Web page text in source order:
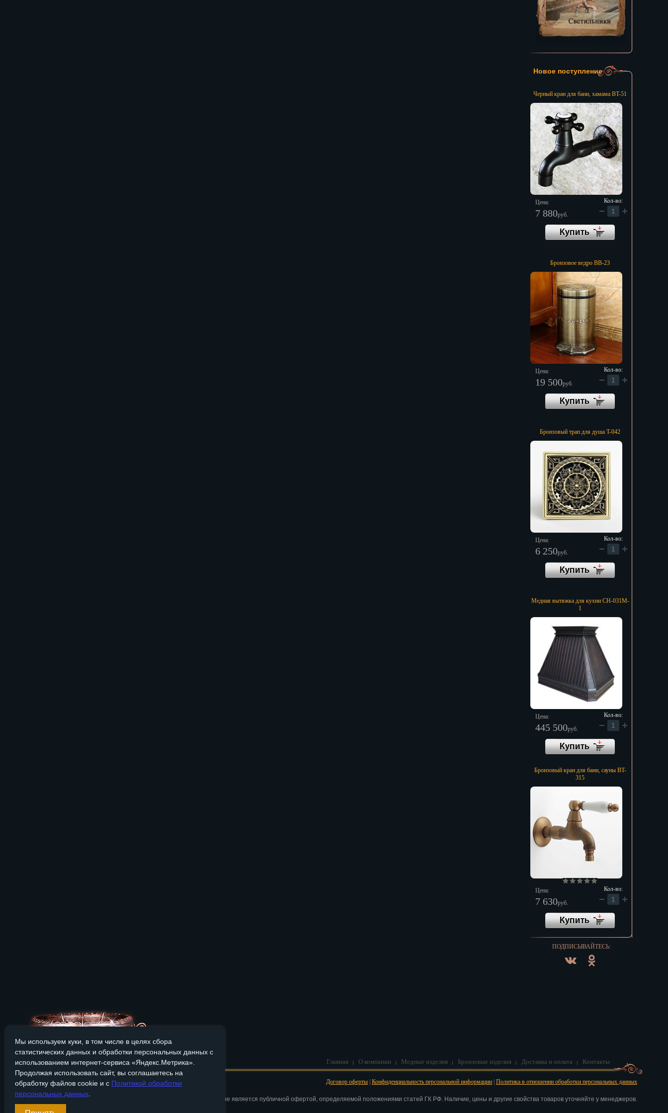
Новое поступление
Черный кран для бани, хамама BT-51
Цена:
7 880руб.
Кол-во:
Бронзовое ведро BB-23
Цена:
19 500руб.
Кол-во:
Бронзовый трап для душа T-042
Цена:
6 250руб.
Кол-во:
Медная вытяжка для кухни CH-031M-
1
Цена:
445 500руб.
Кол-во:
Бронзовый кран для бани, сауны BT-
315
Цена:
7 630руб.
Кол-во:
ПОДПИСЫВАЙТЕСЬ:
Мы используем куки, в том числе в целях сбора
статистических данных и обработки персональных данных с
использованием интернет-сервиса «Яндекс.Метрика».
Продолжая использовать сайт, вы соглашаетесь на
обработку файлов cookie и с Политикой обработки
персональных данных
Главная О компании Медные изделия Бронзовые изделия Доставка и оплата Контакты
Договор оферты Конфиденциальность персональной информации Политика в отношении обработки персональных данных
Сайт Bronzevek.ru носит только информационный характер, и не является публичной офертой, определяемой положениями статей ГК РФ. Наличие, цены и другие свойства товаров уточняйте у менеджеров.